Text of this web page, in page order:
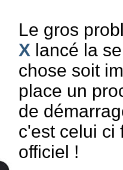
Le gros
X lancé la
chose soit
place un
de
c'est celui ci
officiel !